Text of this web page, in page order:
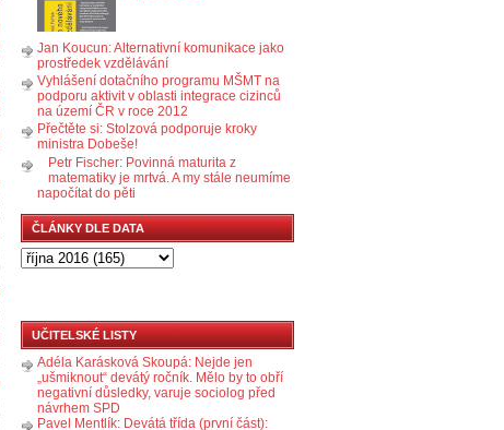
Jan Koucun: Alternativní komunikace jako
prostředek vzdělávání
Vyhlášení dotačního programu MŠMT na
podporu aktivit v oblasti integrace cizinců
na území ČR v roce 2012
Přečtěte si: Stolzová podporuje kroky
ministra Dobeše!
Petr Fischer: Povinná maturita z
matematiky je mrtvá. A my stále neumíme
napočítat do pěti
ČLÁNKY DLE DATA
UČITELSKÉ LISTY
Adéla Karásková Skoupá: Nejde jen
„ušmiknout“ devátý ročník. Mělo by to obří
negativní důsledky, varuje sociolog před
návrhem SPD
Pavel Mentlík: Devátá třída (první část):